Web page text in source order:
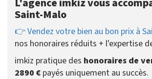
Saint-Malo
👉 Vendez votre bien au bon prix à
nos honoraires réduits + l'expertise
imkiz pratique des honoraires de
2890 € payés uniquement au succès.